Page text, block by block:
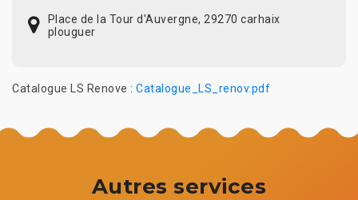
Place de la Tour d'Auvergne, 29270 carhaix
plouguer
Catalogue LS Renove : Catalogue_LS_renov.pdf
Autres services